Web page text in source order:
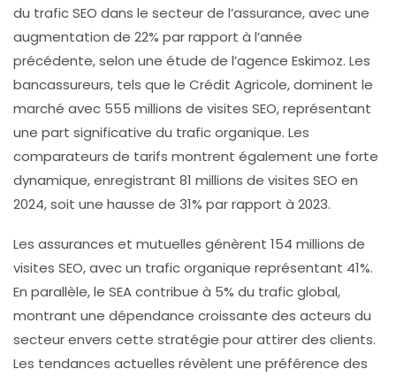
du traficSEO dans le secteur de l’assurance, avec une
augmentation de 22% par rapport à l’année
précédente, selon une étude de l’agence Eskimoz. Les
bancassureurs, tels que le Crédit Agricole, dominent le
marché avec 555 millions de visites SEO, représentant
une part significative du trafic organique. Les
comparateurs de tarifs montrent également une forte
dynamique, enregistrant 81 millions de visites SEO en
2024, soit une hausse de 31% par rapport à 2023.
Les assurances et mutuelles génèrent 154 millions de
visites SEO, avec un trafic organique représentant 41%.
En parallèle, le SEAcontribue à 5% du trafic global,
montrant une dépendance croissante des acteurs du
secteur envers cette stratégie pour attirer des clients.
Les tendances actuelles révèlent une préférence des